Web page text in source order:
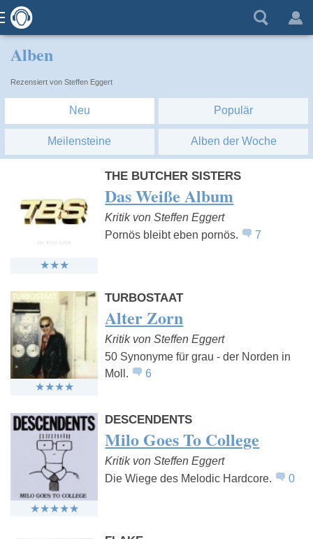
Alben
Rezensiert von Steffen Eggert
Neu Populär
Meilensteine Alben der Woche
THE BUTCHER SISTERS
Das Weiße Album
Kritik von Steffen Eggert
Pornös bleibt eben pornös.
7
TURBOSTAAT
Alter Zorn
Kritik von Steffen Eggert
50 Synonyme für grau - der Norden in
Moll.
6
DESCENDENTS
Milo Goes To College
Kritik von Steffen Eggert
Die Wiege des Melodic Hardcore.
0